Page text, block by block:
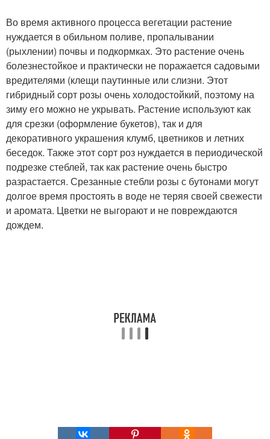
Во время активного процесса вегетации растение
нуждается в обильном поливе, пропалывании
(рыхлении) почвы и подкормках. Это растение очень
болезнестойкое и практически не поражается садовыми
вредителями (клещи паутинные или слизни. Этот
гибридный сорт розы очень холодостойкий, поэтому на
зиму его можно не укрывать. Растение используют как
для срезки (оформление букетов), так и для
декоративного украшения клумб, цветников и летних
беседок. Также этот сорт роз нуждается в периодической
подрезке стеблей, так как растение очень быстро
разрастается. Срезанные стебли розы с бутонами могут
долгое время простоять в воде не теряя своей свежести
и аромата. Цветки не выгорают и не повреждаются
дождем.